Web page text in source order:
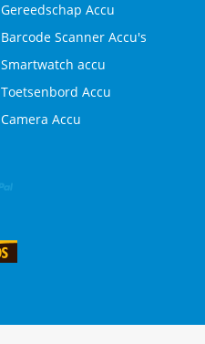
Gereedschap Accu
Barcode Scanner Accu's
Smartwatch accu
Toetsenbord Accu
Camera Accu